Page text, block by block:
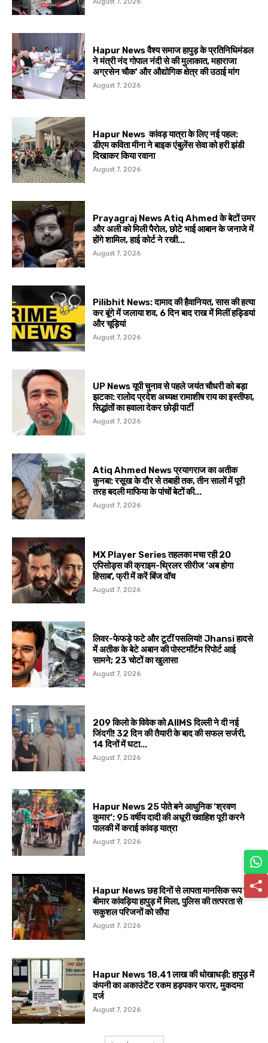
Hapur News वैश्य समाज हापुड़ के प्रतिनिधिमंडल
ने मंत्री नंद गोपाल नंदी से की मुलाकात, महाराजा
अग्रसेन चौक’ और औद्योगिक क्षेत्र की उठाई मांग
August 7, 2026
Hapur News कांवड़ यात्रा के लिए नई पहल:
डीएम कविता मीना ने बाइक एंबुलेंस सेवा को हरी झंडी
दिखाकर किया रवाना
August 7, 2026
Prayagraj News Atiq Ahmed के बेटों उमर
और अली को मिली पैरोल, छोटे भाई आबान के जनाजे में
होंगे शामिल, हाई कोर्ट ने रखी...
August 7, 2026
Pilibhit News: दामाद की हैवानियत, सास की हत्या
कर बूंगे में जलाया शव, 6 दिन बाद राख में मिलीं हड्डियां
और चूड़ियां
August 7, 2026
UP News यूपी चुनाव से पहले जयंत चौधरी को बड़ा
झटका: रालोद प्रदेश अध्यक्ष रामाशीष राय का इस्तीफा,
सिद्धांतों का हवाला देकर छोड़ी पार्टी
August 7, 2026
Atiq Ahmed News प्रयागराज का अतीक
कुनबा: रसूख के दौर से तबाही तक, तीन सालों में पूरी
तरह बदली माफिया के पांचों बेटों की...
August 7, 2026
MX Player Series तहलका मचा रही 20
एपिसोड्स की क्राइम-थ्रिलर सीरीज ‘अब होगा
हिसाब’, फ्री में करें बिंज वॉच
August 7, 2026
लिवर-फेफड़े फटे और टूटीं पसलियां! Jhansi हादसे
में अतीक के बेटे अबान की पोस्टमॉर्टम रिपोर्ट आई
सामने; 23 चोटों का खुलासा
August 7, 2026
209 किलो के विवेक को AIIMS दिल्ली ने दी नई
जिंदगी! 32 दिन की तैयारी के बाद की सफल सर्जरी,
14 दिनों में घटा...
August 7, 2026
Hapur News 25 पोते बने आधुनिक ‘श्रवण
कुमार’: 95 वर्षीय दादी की अधूरी ख्वाहिश पूरी करने
पालकी में कराई कांवड़ यात्रा
August 7, 2026
Hapur News छह दिनों से लापता मानसिक रूप से
बीमार कांवड़िया हापुड़ में मिला, पुलिस की तत्परता से
सकुशल परिजनों को सौंपा
August 7, 2026
Hapur News 18.41 लाख की धोखाधड़ी: हापुड़ में
कंपनी का अकाउंटेंट रकम हड़पकर फरार, मुकदमा
दर्ज
August 7, 2026